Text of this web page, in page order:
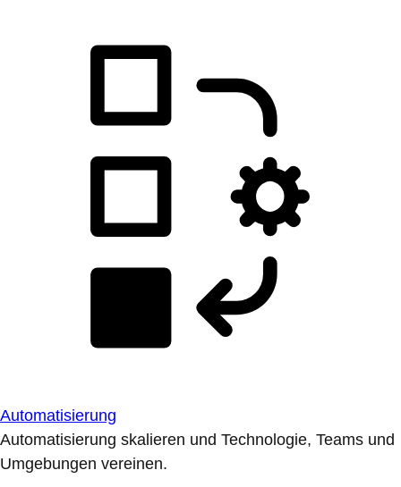
Automatisierung
Automatisierung skalieren und Technologie, Teams und
Umgebungen vereinen.